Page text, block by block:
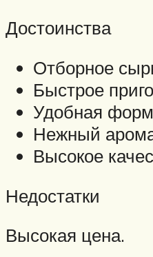
Достоинства
Отборное
Быстрое
Удобная
Нежный
Высокое
Недостатки
Высокая цена.